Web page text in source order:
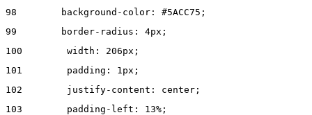
98
        background-color: #5ACC75;
99
        border-radius: 4px;
100
        width: 206px;
101
        padding: 1px;
102
        justify-content: center;
103
        padding-left: 13%;